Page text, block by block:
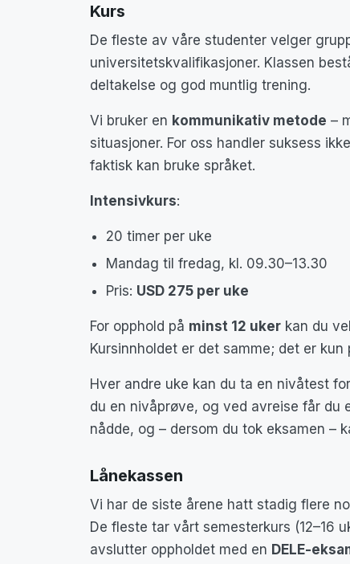
Kurs
De fleste av våre studenter velger
universitetskvalifikasjoner. Klassen
deltakelse og god muntlig trening.
Vi bruker en kommunikativ metode –
situasjoner. For oss handler suksess
faktisk kan bruke språket.
Intensivkurs:
20 timer per uke
Mandag til fredag, kl. 09.30–13.30
Pris: USD 275 per uke
For opphold på minst 12 uker kan du
Kursinnholdet er det samme; det er
Hver andre uke kan du ta en nivåtest
du en nivåprøve, og ved avreise får du
nådde, og – dersom du tok eksamen –
Lånekassen
Vi har de siste årene hatt stadig flere
De fleste tar vårt semesterkurs (12–16
avslutter oppholdet med en DELE-